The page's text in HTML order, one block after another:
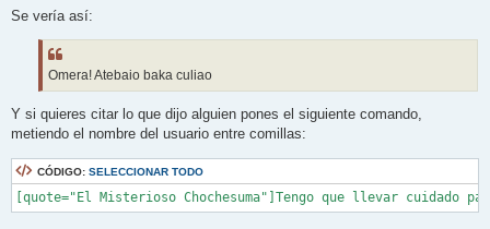
Se vería así:
Omera! Atebaio baka culiao
Y si quieres citar lo que dijo alguien pones el siguiente comando,
metiendo el nombre del usuario entre comillas:
CÓDIGO: SELECCIONAR TODO
[quote="El Misterioso Chochesuma"]Tengo que llevar cuidado